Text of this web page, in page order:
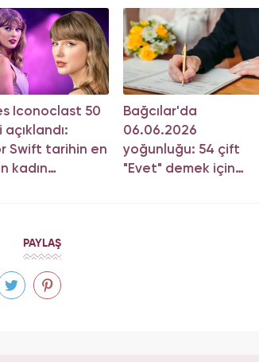
Iconoclast 50
açıklandı:
Swift tarihin en
kadın
Bağcılar'da
06.06.2026
yoğunluğu: 54 çift
"Evet" demek için
PAYLAŞ